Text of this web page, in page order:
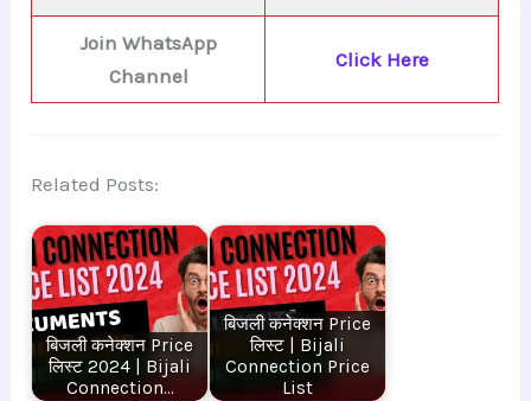
Join WhatsApp
Channel
Click Here
Related Posts:
बिजली कनेक्शन Price
लिस्ट 2024 | Bijali
Connection…
बिजली कनेक्शन Price
लिस्ट | Bijali
Connection Price
List